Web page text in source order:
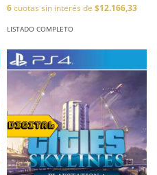
6cuotas sin interés de $12.166,33
LISTADO COMPLETO